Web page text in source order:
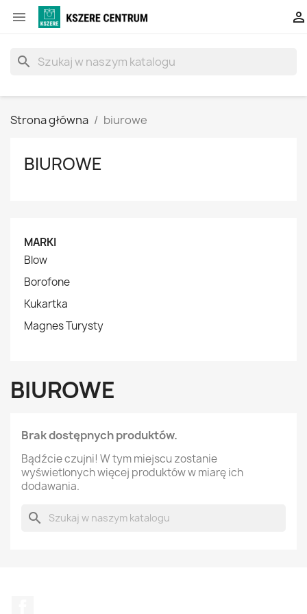
 
search
Strona główna biurowe
BIUROWE
MARKI
Blow
Borofone
Kukartka
Magnes Turysty
BIUROWE
Brak dostępnych produktów.
Bądźcie czujni! W tym miejscu zostanie
wyświetlonych więcej produktów w miarę ich
dodawania.
search